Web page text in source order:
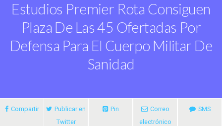
Estudios Premier Rota Consiguen
Plaza De Las 45 Ofertadas Por
Defensa Para El Cuerpo Militar De
Sanidad
Compartir
Publicar en
Twitter
Pin
Correo
electrónico
SMS